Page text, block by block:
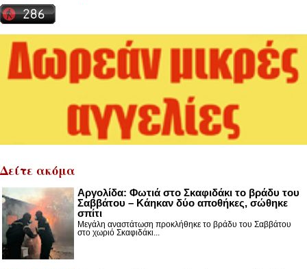
Δείτε ακόμα
Αργολίδα: Φωτιά στο Σκαφιδάκι το βράδυ του
Σαββάτου – Κάηκαν δύο αποθήκες, σώθηκε
σπίτι
Μεγάλη αναστάτωση προκλήθηκε το βράδυ του Σαββάτου
στο χωριό Σκαφιδάκι...